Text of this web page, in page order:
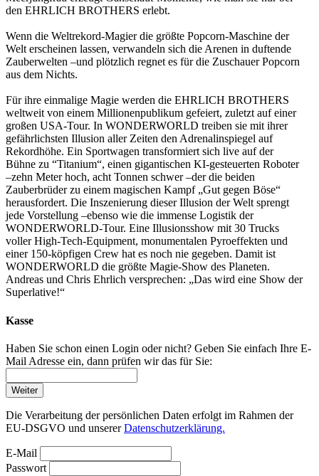
den EHRLICH BROTHERS erlebt.
Wenn die Weltrekord-Magier die größte Popcorn-Maschine der
Welt erscheinen lassen, verwandeln sich die Arenen in duftende
Zauberwelten –und plötzlich regnet es für die Zuschauer Popcorn
aus dem Nichts.
Für ihre einmalige Magie werden die EHRLICH BROTHERS
weltweit von einem Millionenpublikum gefeiert, zuletzt auf einer
großen USA-Tour. In WONDERWORLD treiben sie mit ihrer
gefährlichsten Illusion aller Zeiten den Adrenalinspiegel auf
Rekordhöhe. Ein Sportwagen transformiert sich live auf der
Bühne zu “Titanium“, einen gigantischen KI-gesteuerten Roboter
–zehn Meter hoch, acht Tonnen schwer –der die beiden
Zauberbrüder zu einem magischen Kampf „Gut gegen Böse“
herausfordert. Die Inszenierung dieser Illusion der Welt sprengt
jede Vorstellung –ebenso wie die immense Logistik der
WONDERWORLD-Tour. Eine Illusionsshow mit 30 Trucks
voller High‑Tech‑Equipment, monumentalen Pyroeffekten und
einer 150‑köpfigen Crew hat es noch nie gegeben. Damit ist
WONDERWORLD die größte Magie‑Show des Planeten.
Andreas und Chris Ehrlich versprechen: „Das wird eine Show der
Superlative!“
Kasse
Haben Sie schon einen Login oder nicht? Geben Sie einfach Ihre E-
Mail Adresse ein, dann prüfen wir das für Sie:
Weiter
Die Verarbeitung der persönlichen Daten erfolgt im Rahmen der
EU-DSGVO und unsererDatenschutzerklärung.
E-Mail
Passwort